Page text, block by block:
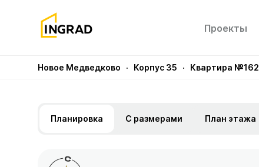
Проекты
Новое Медведково · Корпус 35 · Квартира №162
Планировка С размерами План этажа